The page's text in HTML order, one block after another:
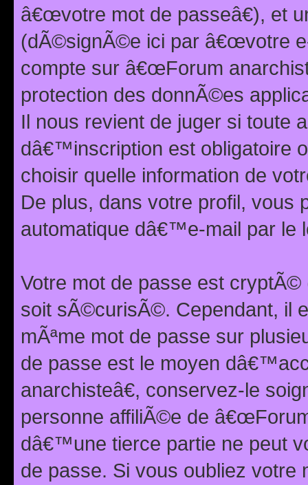
â€œvotre mot de passeâ€), et
(dÃ©signÃ©e ici par â€œvotre
compte sur â€œForum
protection des donnÃ©es
Il nous revient de juger si toute
dâ€™inscription est obligatoire
choisir quelle information de
De plus, dans votre profil,
automatique dâ€™e-mail par le
Votre mot de passe est
soit sÃ©curisÃ©. Cependant, il
mÃªme mot de passe sur
de passe est le moyen
anarchisteâ€, conservez-le
personne affiliÃ©e de
dâ€™une tierce partie ne peut
de passe. Si vous oubliez votre